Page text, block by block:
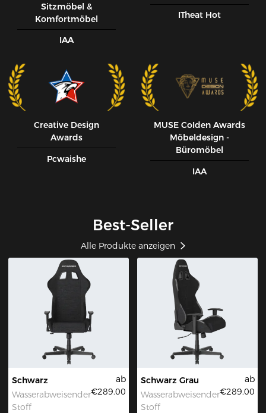
Sitzmöbel &
Komfortmöbel
IAA
ITheat Hot
Creative Design
Awards
Pcwaishe
MUSE CoIden Awards
Möbeldesign -
Büromöbel
IAA
Best-Seller
Alle Produkte anzeigen
Schwarz
Wasserabweisender
Stoff
ab
€289.00
Schwarz Grau
Wasserabweisender
Stoff
ab
€289.00